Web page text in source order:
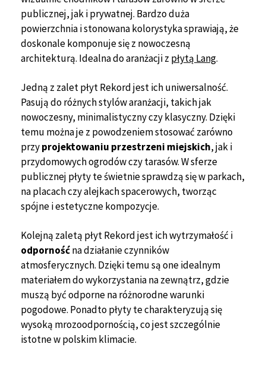
publicznej, jak i prywatnej. Bardzo duża
powierzchnia i stonowana kolorystyka sprawiają, że
doskonale komponuje się z nowoczesną
architekturą. Idealna do aranżacji z płytą Lang.
Jedną z zalet płyt Rekord jest ich uniwersalność.
Pasują do różnych stylów aranżacji, takich jak
nowoczesny, minimalistyczny czy klasyczny. Dzięki
temu można je z powodzeniem stosować zarówno
przyprojektowaniu przestrzeni miejskich, jak i
przydomowych ogrodów czy tarasów. W sferze
publicznej płyty te świetnie sprawdzą się w parkach,
na placach czy alejkach spacerowych, tworząc
spójne i estetyczne kompozycje.
Kolejną zaletą płyt Rekord jest ich wytrzymałość i
odpornośćna działanie czynników
atmosferycznych. Dzięki temu są one idealnym
materiałem do wykorzystania na zewnątrz, gdzie
muszą być odporne na różnorodne warunki
pogodowe. Ponadto płyty te charakteryzują się
wysoką mrozoodpornością, co jest szczególnie
istotne w polskim klimacie.